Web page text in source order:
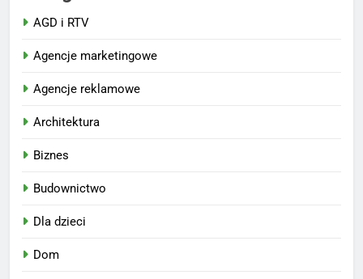
AGD i RTV
Agencje marketingowe
Agencje reklamowe
Architektura
Biznes
Budownictwo
Dla dzieci
Dom